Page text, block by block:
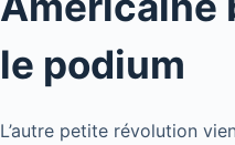
le podium
L’autre petite révolution